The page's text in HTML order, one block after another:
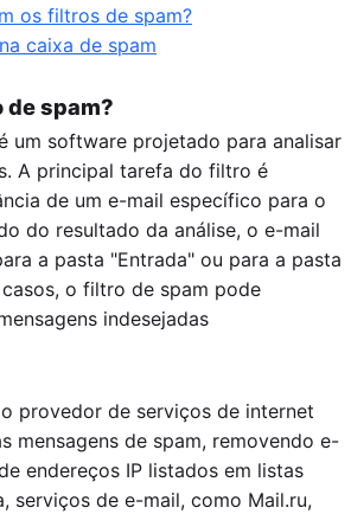
os filtros de spam?
caixa de spam
de spam?
um software projetado para analisar
A principal tarefa do filtro é
de um e-mail específico para o
do resultado da análise, o e-mail
a pasta "Entrada" ou para a pasta
casos, o filtro de spam pode
indesejadas
provedor de serviços de internet
mensagens de spam, removendo e-
endereços IP listados em listas
serviços de e-mail, como Mail.ru,